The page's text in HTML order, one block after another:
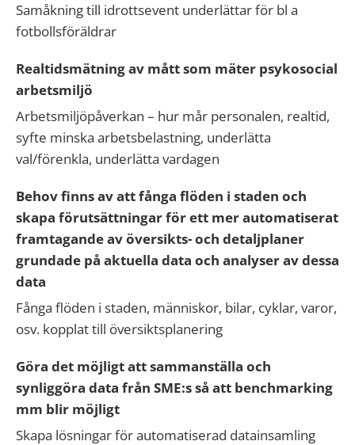
Samåkning till idrottsevent underlättar för bl a
fotbollsföräldrar
Realtidsmätning av mått som mäter psykosocial
arbetsmiljö
Arbetsmiljöpåverkan – hur mår personalen, realtid,
syfte minska arbetsbelastning, underlätta
val/förenkla, underlätta vardagen
Behov finns av att fånga flöden i staden och
skapa förutsättningar för ett mer automatiserat
framtagande av översikts- och detaljplaner
grundade på aktuella data och analyser av dessa
data
Fånga flöden i staden, människor, bilar, cyklar, varor,
osv. kopplat till översiktsplanering
Göra det möjligt att sammanställa och
synliggöra data från SME:s så att benchmarking
mm blir möjligt
Skapa lösningar för automatiserad datainsamling